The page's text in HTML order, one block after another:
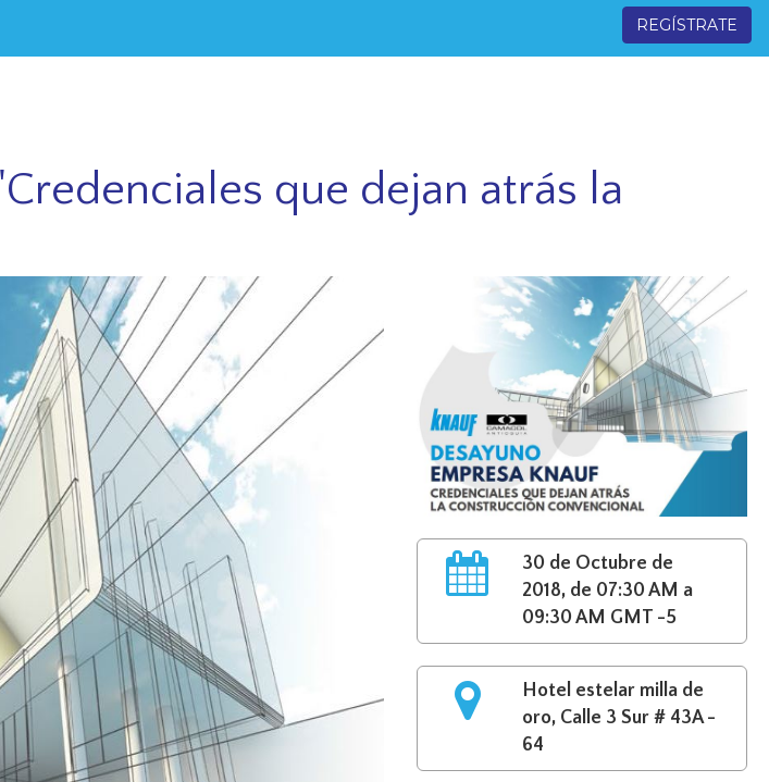
REGÍSTRATE
que dejan atrás la
30 de Octubre de
2018, de 07:30 AM a
09:30 AM GMT -5
Hotel estelar milla de
oro, Calle 3 Sur # 43A -
64